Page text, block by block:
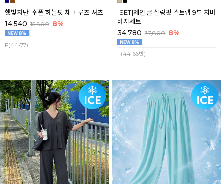
햇빛차단_쉬폰 하늘핏 체크 루즈 셔츠
14,540 15,800 8%
F(44-77)
[SET]제인 쿨 살랑핏 스트랩 9부 치마
바지세트
34,780 37,800 8%
F(44-66반)